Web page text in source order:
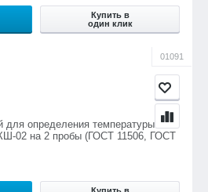
Купить в
один клик
01091
для определения температуры
02 на 2 пробы (ГОСТ 11506, ГОСТ